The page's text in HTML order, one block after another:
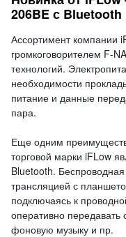
206BE с Bluetooth
Ассортимент компании
громкоговорителем F-
технологий.
необходимости
питание и данные
пара.
Еще одним
торговой марки iFLow
Bluetooth.
трансляцией с
подключаясь к
оперативно
фоновую музыку и пр.